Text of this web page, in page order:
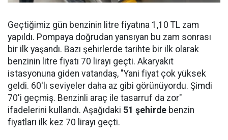
Geçtiğimiz gün benzinin litre fiyatına 1,10 TL zam
yapıldı. Pompaya doğrudan yansıyan bu zam sonrası
bir ilk yaşandı. Bazı şehirlerde tarihte bir ilk olarak
benzinin litre fiyatı 70 lirayı geçti. Akaryakıt
istasyonuna giden vatandaş, "Yani fiyat çok yüksek
geldi. 60'lı seviyeler daha az gibi görünüyordu. Şimdi
70'i geçmiş. Benzinli araç ile tasarruf da zor"
ifadelerini kullandı. Aşağıdaki 51 şehirde benzin
fiyatları ilk kez 70 lirayı geçti.